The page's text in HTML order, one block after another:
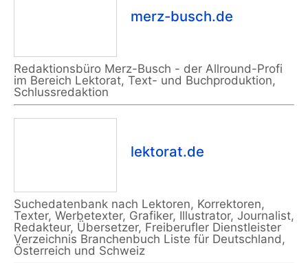
merz-busch.de
Redaktionsbüro Merz-Busch - der Allround-Profi
im Bereich Lektorat, Text- und Buchproduktion,
Schlussredaktion
lektorat.de
Suchedatenbank nach Lektoren, Korrektoren,
Texter, Werbetexter, Grafiker, Illustrator, Journalist,
Redakteur, Übersetzer, Freiberufler Dienstleister
Verzeichnis Branchenbuch Liste für Deutschland,
Österreich und Schweiz